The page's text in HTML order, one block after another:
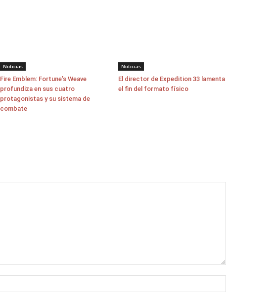
Noticias
Fire Emblem: Fortune’s Weave
profundiza en sus cuatro
protagonistas y su sistema de
combate
Noticias
El director de Expedition 33 lamenta
el fin del formato físico